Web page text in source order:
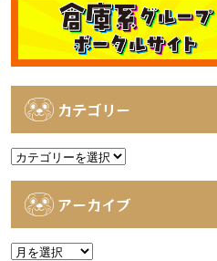
カテゴリー
カ
アーカイブ
ア